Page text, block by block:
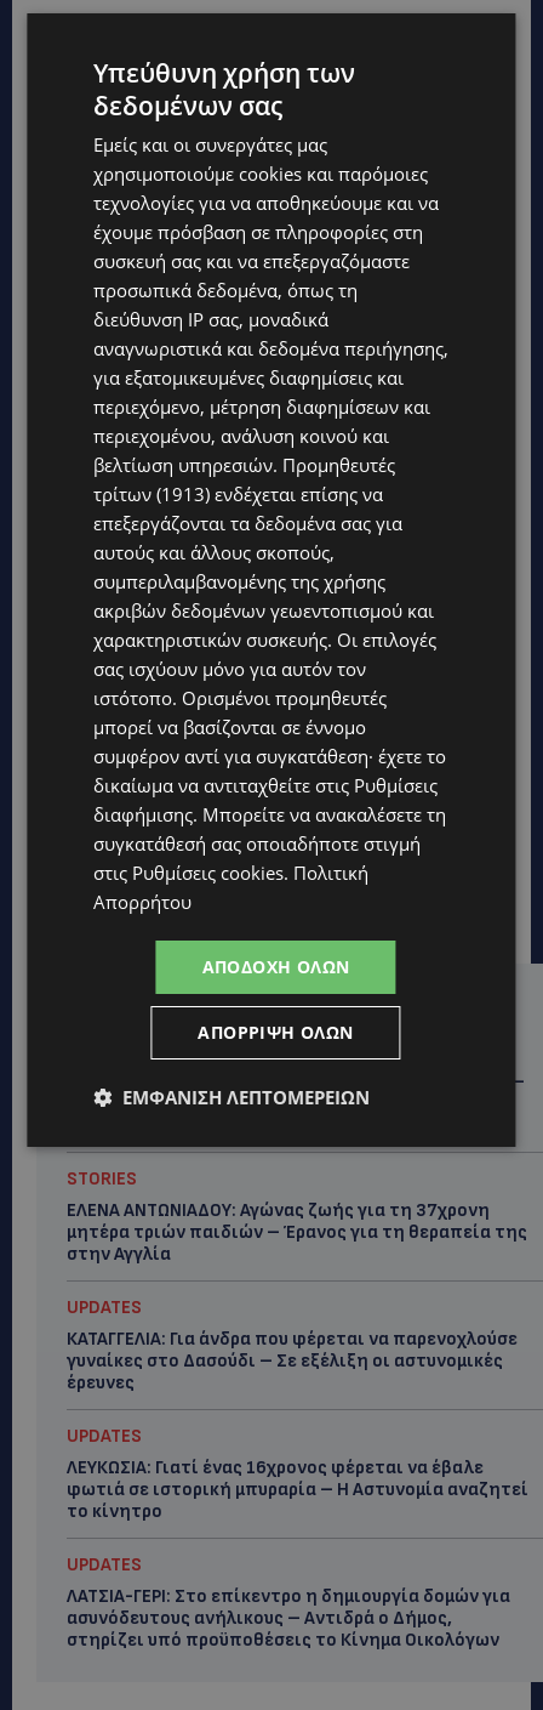
Hot this week
ΓΕΝΕΘΛΙΟΣ ΗΜΕΡΑ: Η ηλικία είναι μόνο ένας αριθμός –
Οι άνθρωποι και οι στιγμές είναι η πραγματική μας
STORIES
ΕΛΕΝΑ ΑΝΤΩΝΙΑΔΟΥ: Αγώνας ζωής για τη 37χρονη
μητέρα τριών παιδιών – Έρανος για τη θεραπεία της
στην Αγγλία
UPDATES
ΚΑΤΑΓΓΕΛΙΑ: Για άνδρα που φέρεται να παρενοχλούσε
γυναίκες στο Δασούδι – Σε εξέλιξη οι αστυνομικές
έρευνες
UPDATES
ΛΕΥΚΩΣΙΑ: Γιατί ένας 16χρονος φέρεται να έβαλε
φωτιά σε ιστορική μπυραρία – Η Αστυνομία αναζητεί
το κίνητρο
UPDATES
ΛΑΤΣΙΑ-ΓΕΡΙ: Στο επίκεντρο η δημιουργία δομών για
ασυνόδευτους ανήλικους – Αντιδρά ο Δήμος,
στηρίζει υπό προϋποθέσεις το Κίνημα Οικολόγων
Υπεύθυνη χρήση των
δεδομένων σας
Εμείς και οι συνεργάτες μας
χρησιμοποιούμε cookies και παρόμοιες
τεχνολογίες για να αποθηκεύουμε και να
έχουμε πρόσβαση σε πληροφορίες στη
συσκευή σας και να επεξεργαζόμαστε
προσωπικά δεδομένα, όπως τη
διεύθυνση IP σας, μοναδικά
αναγνωριστικά και δεδομένα περιήγησης,
για εξατομικευμένες διαφημίσεις και
περιεχόμενο, μέτρηση διαφημίσεων και
περιεχομένου, ανάλυση κοινού και
βελτίωση υπηρεσιών. Προμηθευτές
τρίτων (1913) ενδέχεται επίσης να
επεξεργάζονται τα δεδομένα σας για
αυτούς και άλλους σκοπούς,
συμπεριλαμβανομένης της χρήσης
ακριβών δεδομένων γεωεντοπισμού και
χαρακτηριστικών συσκευής. Οι επιλογές
σας ισχύουν μόνο για αυτόν τον
ιστότοπο. Ορισμένοι προμηθευτές
μπορεί να βασίζονται σε έννομο
συμφέρον αντί για συγκατάθεση· έχετε το
δικαίωμα να αντιταχθείτε στις Ρυθμίσεις
διαφήμισης. Μπορείτε να ανακαλέσετε τη
συγκατάθεσή σας οποιαδήποτε στιγμή
στις Ρυθμίσεις cookies. Πολιτική
Απορρήτου
ΑΠΟΔΟΧΉ ΌΛΩΝ
ΑΠΌΡΡΙΨΗ ΌΛΩΝ
ΕΜΦΆΝΙΣΗ ΛΕΠΤΟΜΕΡΕΙΏΝ